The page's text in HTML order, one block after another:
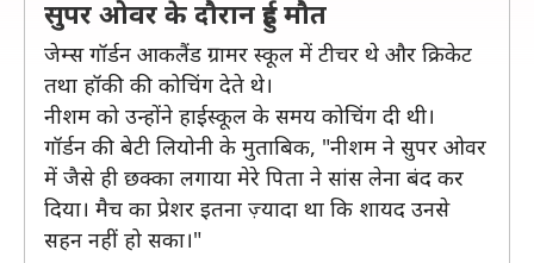
सुपर ओवर के दौरान हुई मौत
जेम्स गॉर्डन आकलैंड ग्रामर स्कूल में टीचर थे और क्रिकेट
तथा हॉकी की कोचिंग देते थे।
नीशम को उन्होंने हाईस्कूल के समय कोचिंग दी थी।
गॉर्डन की बेटी लियोनी के मुताबिक, "नीशम ने सुपर ओवर
में जैसे ही छक्का लगाया मेरे पिता ने सांस लेना बंद कर
दिया। मैच का प्रेशर इतना ज़्यादा था कि शायद उनसे
सहन नहीं हो सका।"